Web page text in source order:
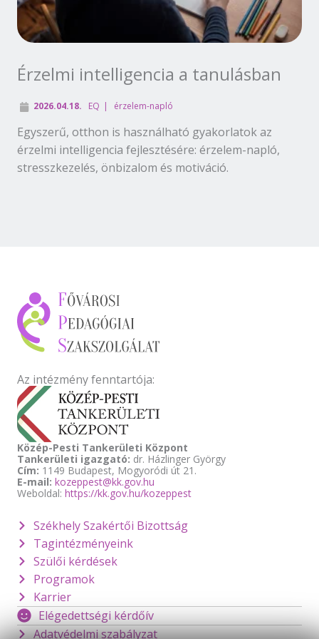
Érzelmi intelligencia a tanulásban
2026.04.18. EQ érzelem-napló
Egyszerű, otthon is használható gyakorlatok az
érzelmi intelligencia fejlesztésére: érzelem-napló,
stresszkezelés, önbizalom és motiváció.
Az intézmény fenntartója:
Közép-Pesti Tankerületi Központ
Tankerületi igazgató: dr. Házlinger György
Cím: 1149 Budapest, Mogyoródi út 21.
E-mail: kozeppest@kk.gov.hu
Weboldal: https://kk.gov.hu/kozeppest
Székhely Szakértői Bizottság
Tagintézményeink
Szülői kérdések
Programok
Karrier
Elégedettségi kérdőív
Adatvédelmi szabályzat